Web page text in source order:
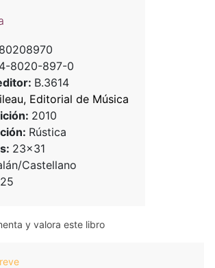
8020-897-0
B.3614
Editorial de Música
2010
Rústica
23x31
Castellano
25
y valora este libro